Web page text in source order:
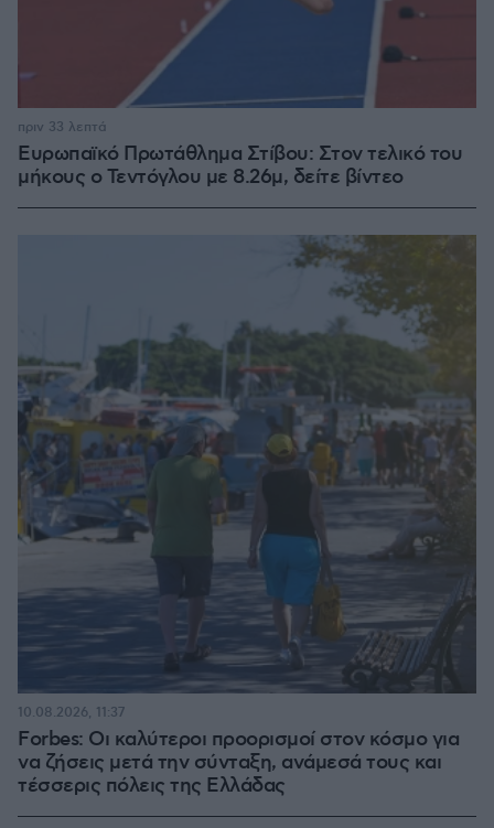
Ευρωπαϊκό Πρωτάθλημα Στίβου: Στον τελικό του
μήκους ο Τεντόγλου με 8.26μ, δείτε βίντεο
πριν 33 λεπτά
Forbes: Οι καλύτεροι προορισμοί στον κόσμο για
να ζήσεις μετά την σύνταξη, ανάμεσά τους και
τέσσερις πόλεις της Ελλάδας
10.08.2026, 11:37